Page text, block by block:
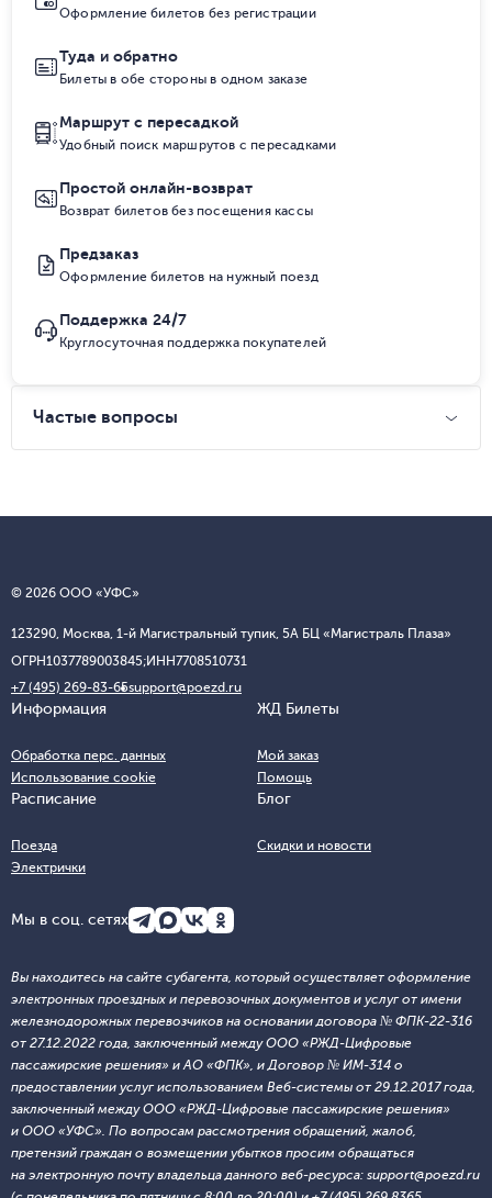
Оформление билетов без регистрации
Туда и обратно
Билеты в обе стороны в одном заказе
Маршрут с пересадкой
Удобный поиск маршрутов с пересадками
Простой онлайн-возврат
Возврат билетов без посещения кассы
Предзаказ
Оформление билетов на нужный поезд
Поддержка 24/7
Круглосуточная поддержка покупателей
Частые вопросы
© 2026 ООО «УФС»
123290, Москва, 1-й Магистральный тупик, 5А БЦ «Магистраль Плаза»
ОГРН1037789003845;ИНН7708510731
+7 (495) 269-83-65support@poezd.ru
Информация
Обработка перс. данных
Использование cookie
ЖД Билеты
Мой заказ
Помощь
Расписание
Поезда
Электрички
Блог
Скидки и новости
Мы в соц. сетях
Вы находитесь на сайте субагента, который осуществляет оформление
электронных проездных и перевозочных документов и услуг от имени
железнодорожных перевозчиков на основании договора № ФПК-22-316
от 27.12.2022 года, заключенный между ООО «РЖД-Цифровые
пассажирские решения» и АО «ФПК», и Договор № ИМ-314 о
предоставлении услуг использованием Веб-системы от 29.12.2017 года,
заключенный между ООО «РЖД-Цифровые пассажирские решения»
и ООО «УФС». По вопросам рассмотрения обращений, жалоб,
претензий граждан о возмещении убытков просим обращаться
на электронную почту владельца данного веб-ресурса: support@poezd.ru